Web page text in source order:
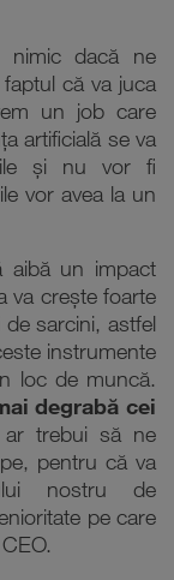
dacă ne
că va juca
un job care
artificială se va
și nu vor fi
vor avea la un
aibă un impact
va crește foarte
sarcini, astfel
instrumente
loc de muncă.
degrabă cei
trebui să ne
pentru că va
nostru de
pe care